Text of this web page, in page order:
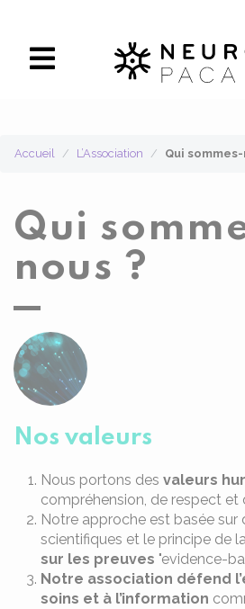
Accueil L’Association Qui sommes-
Qui
nous ?
Nos valeurs
Nous portons des valeurs
compréhension, de respect et
Notre approche est basée sur
scientifiques et le principe de
sur les preuves "evidence-
Notre association défend
soins et à l’information